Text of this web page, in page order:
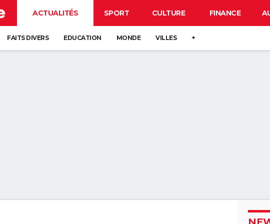
ACTUALITÉS SPORT CULTURE FINANCE
FAITS DIVERS EDUCATION MONDE VILLES +